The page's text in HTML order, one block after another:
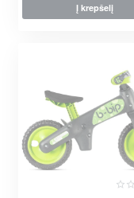
Į krepšelį